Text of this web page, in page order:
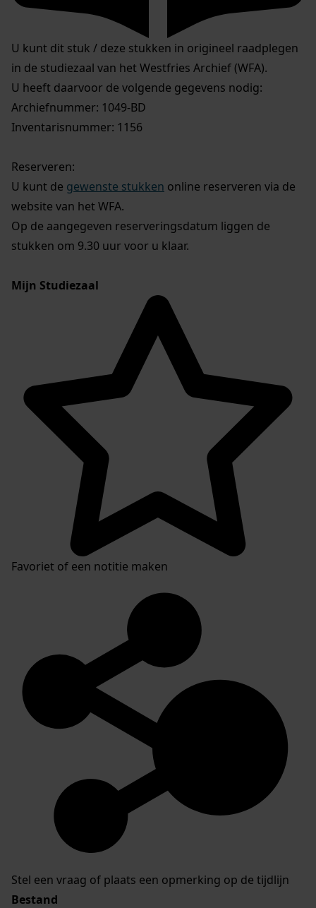
U kunt dit stuk / deze stukken in origineel raadplegen
in de studiezaal van het Westfries Archief (WFA).
U heeft daarvoor de volgende gegevens nodig:
Archiefnummer: 1049-BD
Inventarisnummer: 1156
Reserveren:
U kunt de gewenste stukken online reserveren via de
website van het WFA.
Op de aangegeven reserveringsdatum liggen de
stukken om 9.30 uur voor u klaar.
Mijn Studiezaal
Favoriet of een notitie maken
Stel een vraag of plaats een opmerking op de tijdlijn
Bestand